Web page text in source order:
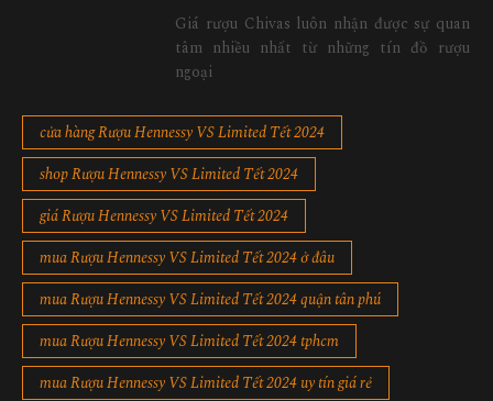
Giá rượu Chivas luôn nhận được sự quan
tâm nhiều nhất từ những tín đồ rượu
ngoại
cửa hàng Rượu Hennessy VS Limited Tết 2024
shop Rượu Hennessy VS Limited Tết 2024
giá Rượu Hennessy VS Limited Tết 2024
mua Rượu Hennessy VS Limited Tết 2024 ở đâu
mua Rượu Hennessy VS Limited Tết 2024 quận tân phú
mua Rượu Hennessy VS Limited Tết 2024 tphcm
mua Rượu Hennessy VS Limited Tết 2024 uy tín giá rẻ